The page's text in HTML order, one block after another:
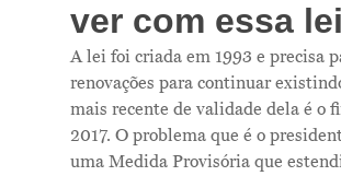
ver com essa
A lei foi criada em 1993 e precisa
renovações para continuar
mais recente de validade dela é o
2017. O problema que é o
uma Medida Provisória que